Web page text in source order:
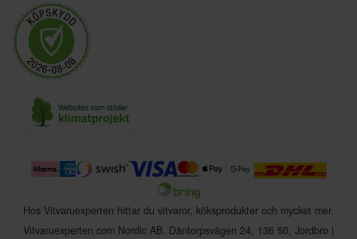
Hos Vitvaruexperten hittar du vitvaror, köksprodukter och mycket mer.
Vitvaruexperten.com Nordic AB, Dåntorpsvägen 24, 136 50, Jordbro |